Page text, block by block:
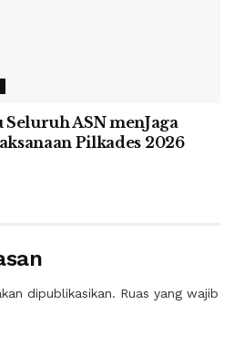
ASN menJaga
Pilkades 2026
dipublikasikan. Ruas yang wajib